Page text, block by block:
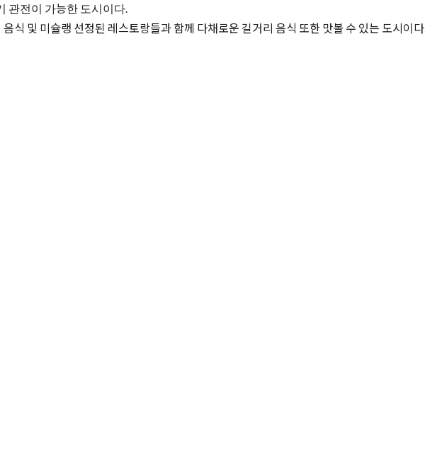
관전이 가능한 도시이다.
식 및 미슐랭 선정된 레스토랑들과 함께 다채로운 길거리 음식 또한 맛볼 수 있는 도시이다.